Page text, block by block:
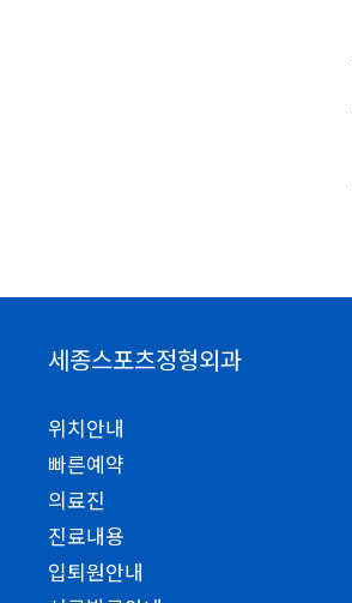
세종스포츠정형외과
위치안내
빠른예약
의료진
진료내용
입퇴원안내